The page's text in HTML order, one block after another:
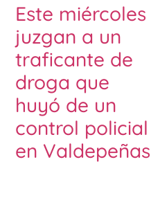
Este miércoles
juzgan a un
traficante de
droga que
huyó de un
control policial
en Valdepeñas